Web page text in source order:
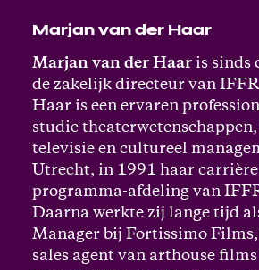
Marjan van der Haar
Marjan van der Haaris sinds
de zakelijk directeur van
Haar is een ervaren
studie
televisie en cultureel
Utrecht, in 1991 haar
programma-afdeling van
Daarna werkte zij lange tijd
Manager bij Fortissimo
sales agent van arthouse